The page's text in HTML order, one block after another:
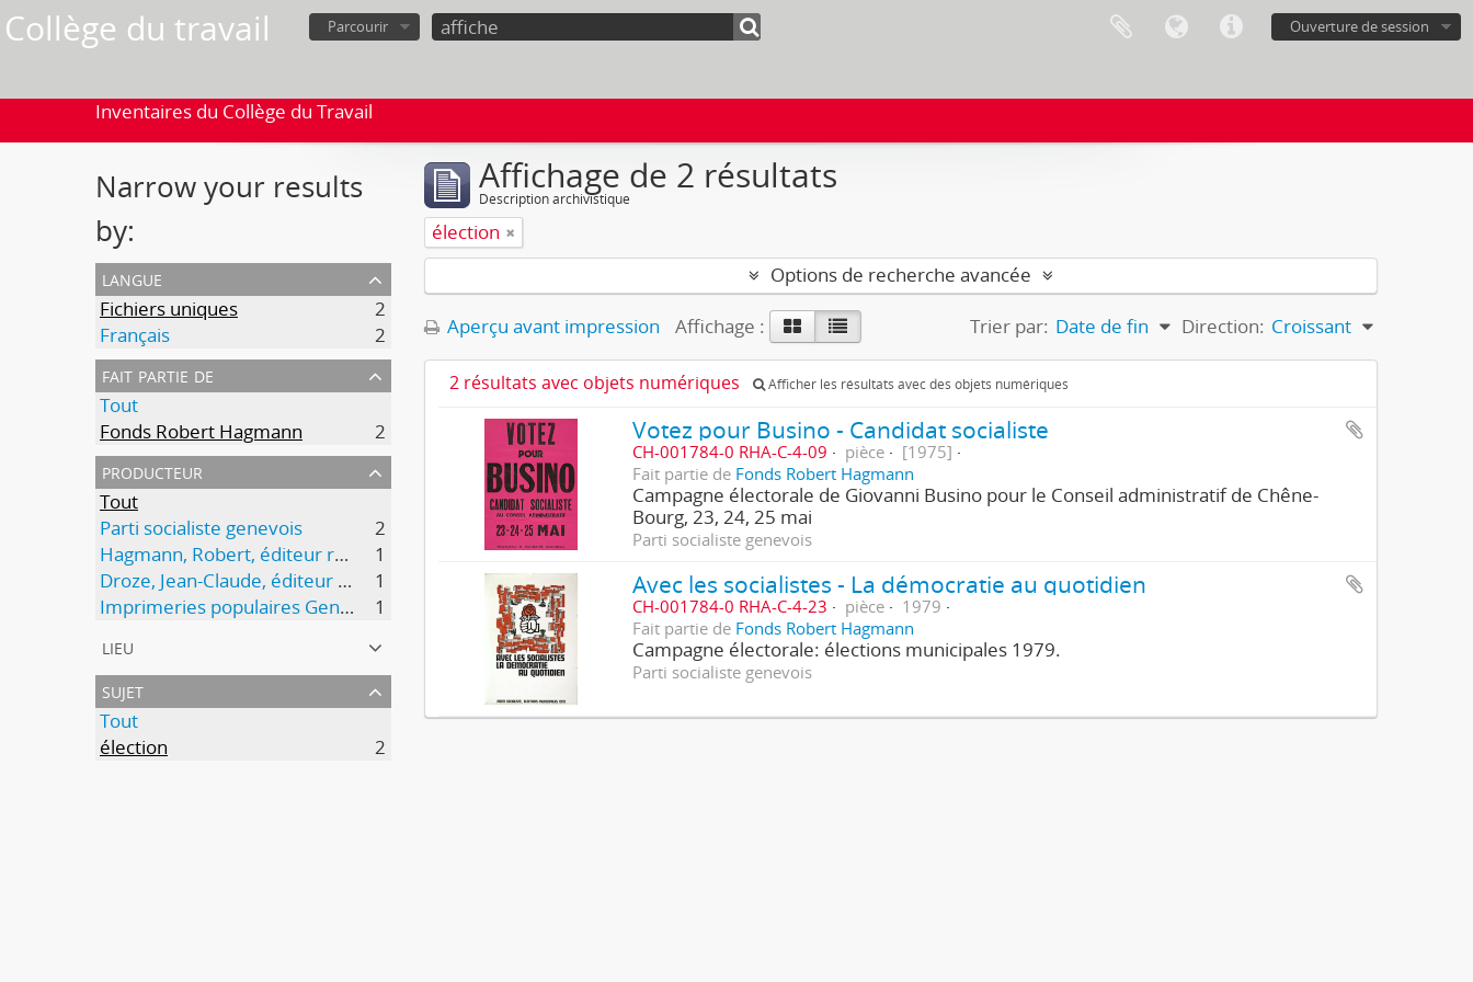
Collège du travail Ouverture de session
Parcourir
Inventaires du Collège du Travail
Narrow your results
by:
langue
Fichiers uniques
2
Français
2
fait partie de
Tout
Fonds Robert Hagmann
2
producteur
Tout
Parti socialiste genevois
2
Hagmann, Robert, éditeur responsable
1
Droze, Jean-Claude, éditeur responsable
1
Imprimeries populaires Genève
1
lieu
sujet
Tout
élection
2
Affichage de 2 résultats
Description archivistique
élection
Options de recherche avancée
Aperçu avant impression Affichage : Trier par: Date de fin Direction: Croissant
2 résultats avec objets numériques Afficher les résultats avec des objets numériques
Votez pour Busino - Candidat socialiste
CH-001784-0 RHA-C-4-09 pièce
[1975]
Fait partie de Fonds Robert Hagmann
Campagne électorale de Giovanni Busino pour le Conseil administratif de Chêne-
Bourg, 23, 24, 25 mai
Parti socialiste genevois
Avec les socialistes - La démocratie au quotidien
CH-001784-0 RHA-C-4-23 pièce
1979
Fait partie de Fonds Robert Hagmann
Campagne électorale: élections municipales 1979.
Parti socialiste genevois